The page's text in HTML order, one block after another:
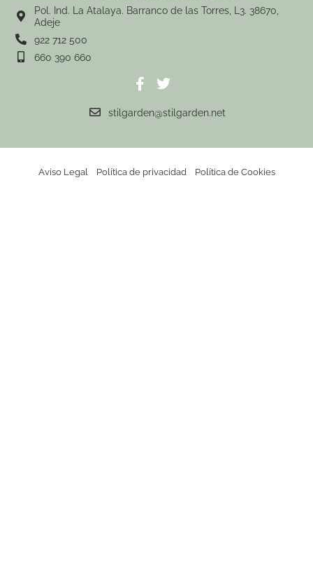
Pol. Ind. La Atalaya. Barranco de las Torres, L3. 38670,
Adeje
922 712 500
660 390 660
stilgarden@stilgarden.net
Aviso Legal Política de privacidad Política de Cookies